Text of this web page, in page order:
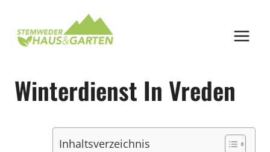
springen
Winterdienst In Vreden
Inhaltsverzeichnis